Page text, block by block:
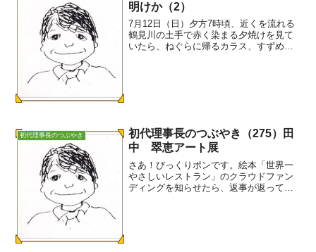
明けか（2）
7月12日（日）夕方7時頃、近くを流れる
鶴見川の土手で赤く染まる夕焼けを見て
いたら、ねぐらに帰るカラス、すずめの
初代理事長のつぶやき
初代理事長のつぶやき（275）田
中 翠恵アート展
さあ！びっくりポンです。絵本「世界一
やさしいレストラン」のクラウドファン
ディングを知らせたら、返事が返ってき